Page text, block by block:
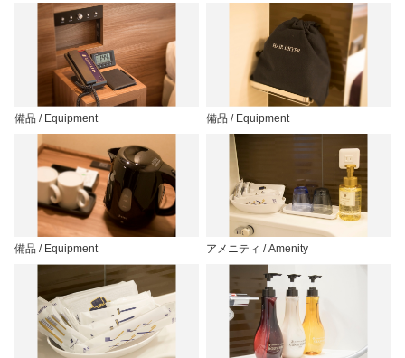
備品 / Equipment 備品 / Equipment
備品 / Equipment アメニティ / Amenity